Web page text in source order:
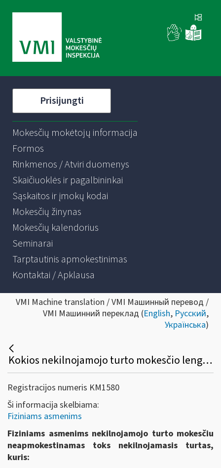
Prisijungti
Mokesčių mokėtojų informacija
Formos
Rinkmenos / Atviri duomenys
Skaičiuoklės ir pagalbininkai
Sąskaitos ir įmokų kodai
Mokesčių žinynas
Mokesčių kalendorius
Seminarai
Tarptautinis apmokestinimas
Kontaktai / Apklausa
VMI Machine translation / VMI Машинный перевод /
VMI Машинний переклад (English, Русский,
Українська)
Kokios nekilnojamojo turto mokesčio lengvatos taikomos fiziniams asmenims?
Registracijos numeris KM1580
Ši informacija skelbiama:
Fiziniams asmenims
Fiziniams asmenims nekilnojamojo turto mokesčiu
neapmokestinamas toks nekilnojamasis turtas,
kuris: